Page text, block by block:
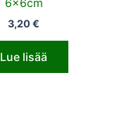
3,20€
Lue lisää